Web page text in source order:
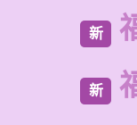
新
新